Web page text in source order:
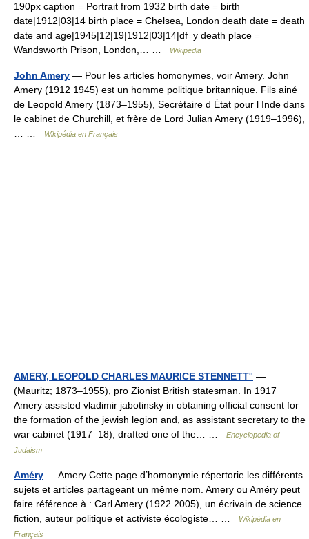
190px caption = Portrait from 1932 birth date = birth
date|1912|03|14 birth place = Chelsea, London death date = death
date and age|1945|12|19|1912|03|14|df=y death place =
Wandsworth Prison, London,… …
Wikipedia
John Amery — Pour les articles homonymes, voir Amery. John
Amery (1912 1945) est un homme politique britannique. Fils ainé
de Leopold Amery (1873–1955), Secrétaire d État pour l Inde dans
le cabinet de Churchill, et frère de Lord Julian Amery (1919–1996),
Wikipédia en Français
AMERY, LEOPOLD CHARLES MAURICE STENNETT° —
(Mauritz; 1873–1955), pro Zionist British statesman. In 1917
Amery assisted vladimir jabotinsky in obtaining official consent for
the formation of the jewish legion and, as assistant secretary to the
war cabinet (1917–18), drafted one of the… …
Encyclopedia of
Judaism
Améry — Amery Cette page d’homonymie répertorie les différents
sujets et articles partageant un même nom. Amery ou Améry peut
faire référence à : Carl Amery (1922 2005), un écrivain de science
fiction, auteur politique et activiste écologiste… …
Wikipédia en
Français